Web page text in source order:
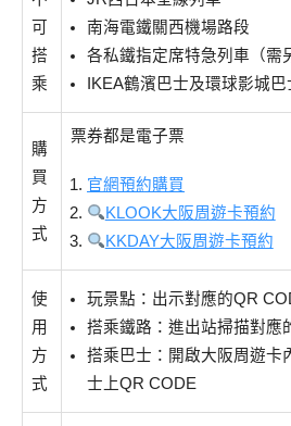
可
搭
乘
南海電鐵關西機場路段
各私鐵指定席特急列車（需
IKEA鶴濱巴士及環球影城巴
購
買
方
式
票券都是電子票
官網預約購買
KLOOK大阪周遊卡預約
KKDAY大阪周遊卡預約
使
用
方
式
玩景點：出示對應的QR
搭乘鐵路：進出站掃描對應
搭乘巴士：開啟大阪周遊卡
士上QR CODE